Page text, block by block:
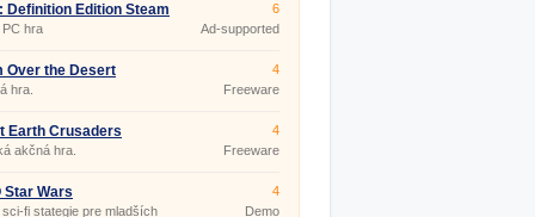
Definition Edition Steam
hra
6
Ad-supported
Over the Desert
hra.
4
Freeware
Earth Crusaders
akčná hra.
4
Freeware
Star Wars
fi stategie pre mladších
4
Demo